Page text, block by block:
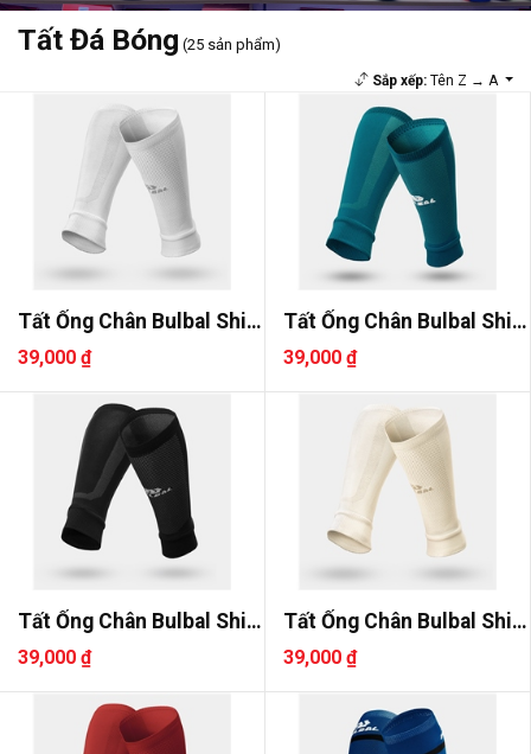
Tất Đá Bóng (25 sản phẩm)
Sắp xếp:Tên Z → A
Tất Ống Chân Bulbal Shin
3
39,000 ₫
Tất Ống Chân Bulbal Shin
3
39,000 ₫
Tất Ống Chân Bulbal Shin
3
39,000 ₫
Tất Ống Chân Bulbal Shin
3
39,000 ₫